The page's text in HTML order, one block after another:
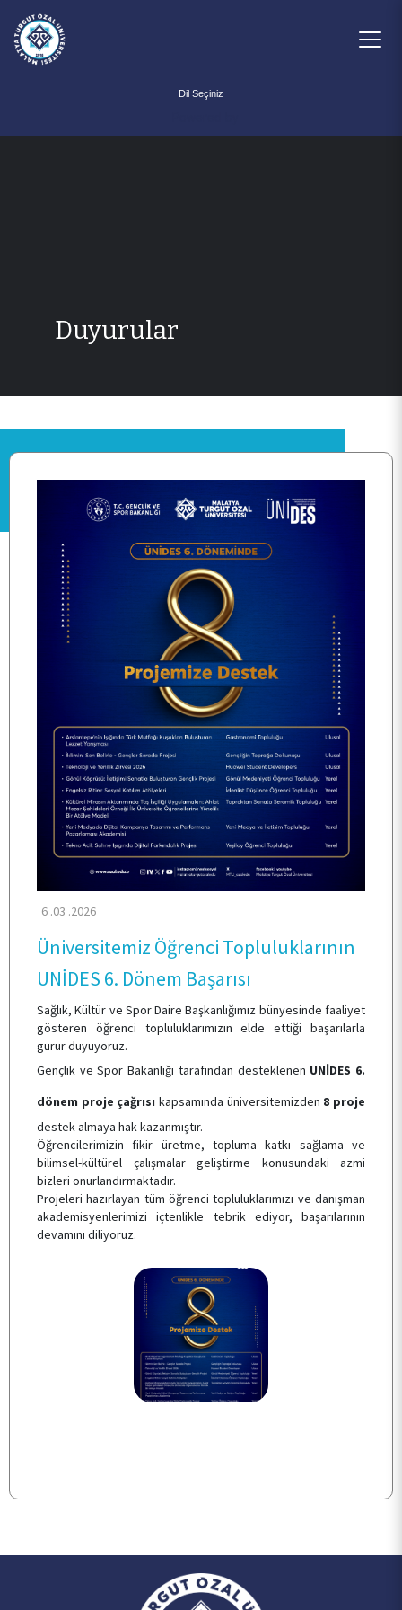
ANA SAYFA
KALİTE
TOPLUMSAL KATKI
ÖĞRENCİ TOPLULUKLARI
TESİSLERİMİZ
YEMEK MENÜSÜ
MEVZUAT
SSS
Duyurular
6 .03 .2026
Üniversitemiz Öğrenci Topluluklarının
UNİDES 6. Dönem Başarısı
Sağlık, Kültür ve Spor Daire Başkanlığımız bünyesinde faaliyet
gösteren öğrenci topluluklarımızın elde ettiği başarılarla
gurur duyuyoruz.
Gençlik ve Spor Bakanlığı tarafından desteklenen UNİDES 6.
dönem proje çağrısı kapsamında üniversitemizden 8 proje
destek almaya hak kazanmıştır.
Öğrencilerimizin fikir üretme, topluma katkı sağlama ve
bilimsel-kültürel çalışmalar geliştirme konusundaki azmi
bizleri onurlandırmaktadır.
Projeleri hazırlayan tüm öğrenci topluluklarımızı ve danışman
akademisyenlerimizi içtenlikle tebrik ediyor, başarılarının
devamını diliyoruz.